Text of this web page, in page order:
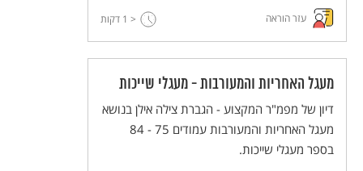
עזר הוראה < 1 דקות
מעגל האחריות והמעורבות - מעגלי שייכות
דיון של מפמ"ר המקצוע - הגברת צילה אילן בנושא
מעגל האחריות והמעורבות עמודים 75 - 84
בספר מעגלי שייכות.